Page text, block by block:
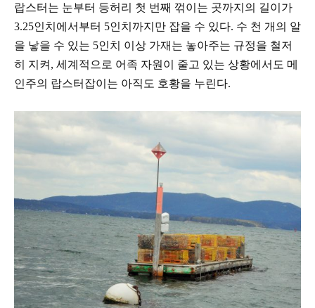
랍스터는 눈부터 등허리 첫 번째 꺾이는 곳까지의 길이가
3.25인치에서부터 5인치까지만 잡을 수 있다. 수 천 개의 알
을 낳을 수 있는 5인치 이상 가재는 놓아주는 규정을 철저
히 지켜 , 세계적으로 어족 자원이 줄고 있는 상황에서도 메
인주의 랍스터잡이는 아직도 호황을 누린다.